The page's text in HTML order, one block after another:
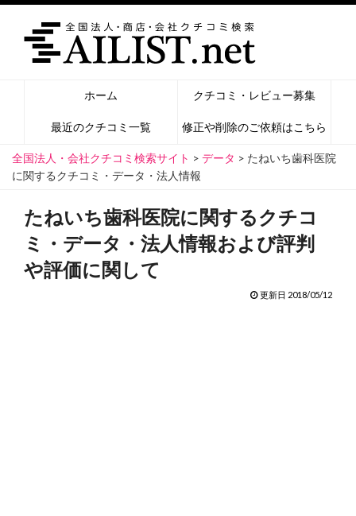
ホーム クチコミ・レビュー募集
最近のクチコミ一覧 修正や削除のご依頼はこちら
全国法人・会社クチコミ検索サイト > データ > たねいち歯科医院
に関するクチコミ・データ・法人情報
たねいち歯科医院に関するクチコ
ミ・データ・法人情報および評判
や評価に関して
更新日 2018/05/12